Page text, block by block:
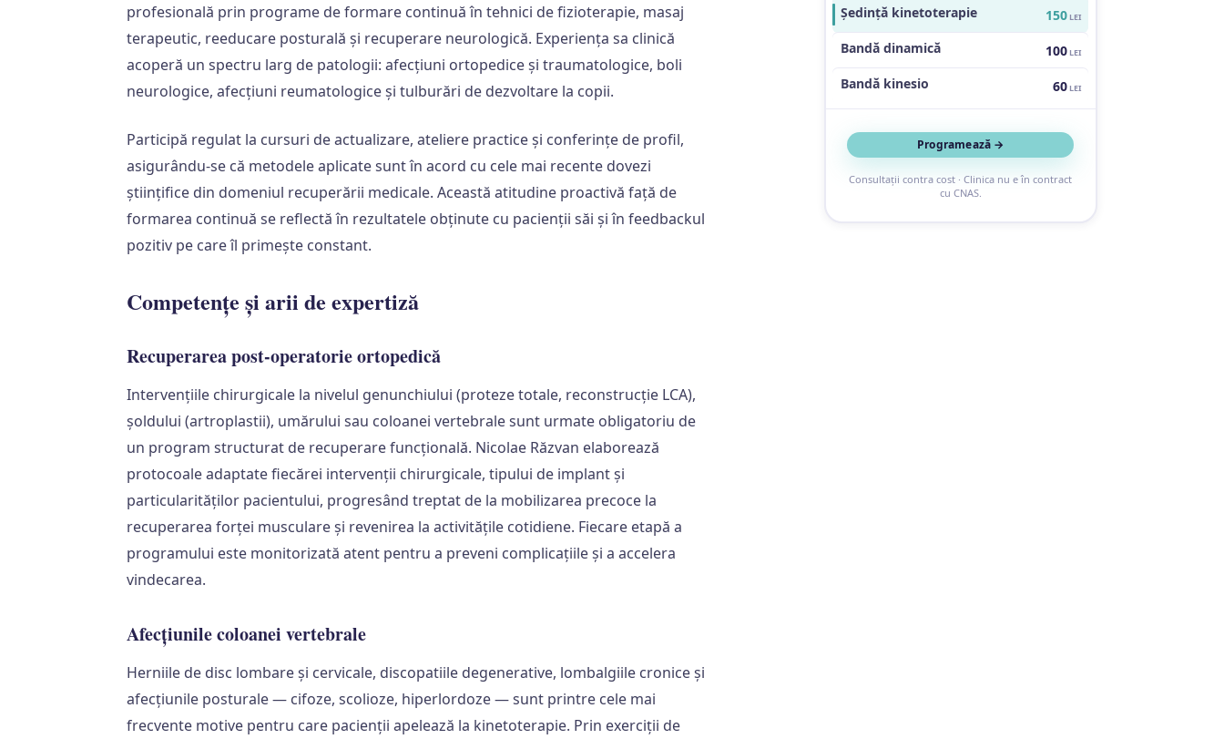
profesională prin programe de formare continuă în tehnici de fizioterapie, masaj
terapeutic, reeducare posturală și recuperare neurologică. Experiența sa clinică
acoperă un spectru larg de patologii: afecțiuni ortopedice și traumatologice, boli
neurologice, afecțiuni reumatologice și tulburări de dezvoltare la copii.
Participă regulat la cursuri de actualizare, ateliere practice și conferințe de profil,
asigurându-se că metodele aplicate sunt în acord cu cele mai recente dovezi
științifice din domeniul recuperării medicale. Această atitudine proactivă față de
formarea continuă se reflectă în rezultatele obținute cu pacienții săi și în feedbackul
pozitiv pe care îl primește constant.
Competențe și arii de expertiză
Recuperarea post-operatorie ortopedică
Intervențiile chirurgicale la nivelul genunchiului (proteze totale, reconstrucție LCA),
șoldului (artroplastii), umărului sau coloanei vertebrale sunt urmate obligatoriu de
un program structurat de recuperare funcțională. Nicolae Răzvan elaborează
protocoale adaptate fiecărei intervenții chirurgicale, tipului de implant și
particularităților pacientului, progresând treptat de la mobilizarea precoce la
recuperarea forței musculare și revenirea la activitățile cotidiene. Fiecare etapă a
programului este monitorizată atent pentru a preveni complicațiile și a accelera
vindecarea.
Afecțiunile coloanei vertebrale
Herniile de disc lombare și cervicale, discopatiile degenerative, lombalgiile cronice și
afecțiunile posturale — cifoze, scolioze, hiperlordoze — sunt printre cele mai
frecvente motive pentru care pacienții apelează la kinetoterapie. Prin exerciții de
Ședință kinetoterapie 150 LEI
Bandă dinamică 100 LEI
Bandă kinesio 60 LEI
Programează →
Consultații contra cost · Clinica nu e în contract
cu CNAS.